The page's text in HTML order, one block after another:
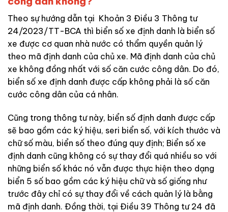
Theo sự hướng dẫn tại Khoản 3 Điều 3 Thông tư
24/2023/TT-BCA thì biển số xe định danh là biển số
xe được cơ quan nhà nước có thẩm quyền quản lý
theo mã định danh của chủ xe. Mã định danh của chủ
xe không đồng nhất với số căn cước công dân. Do đó,
biển số xe định danh được cấp không phải là số căn
cước công dân của cá nhân.
Cũng trong thông tư này, biển số định danh được cấp
sẽ bao gồm các ký hiệu, seri biển số, với kích thước và
chữ số màu, biển số theo đúng quy định; Biển số xe
định danh cũng không có sự thay đổi quá nhiều so với
những biển số khác nó vẫn được thực hiện theo dạng
biển 5 số bao gồm các ký hiệu chữ và số giống như
trước đây chỉ có sự thay đổi về cách quản lý là bằng
mã định danh. Đồng thời, tại Điều 39 Thông tư 24 đã